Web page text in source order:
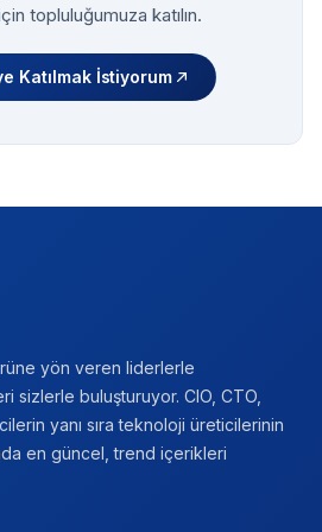
topluluğumuza katılın.
Katılmak İstiyorum
yön veren liderlerle
sizlerle buluşturuyor. CIO, CTO,
yanı sıra teknoloji üreticilerinin
en güncel, trend içerikleri